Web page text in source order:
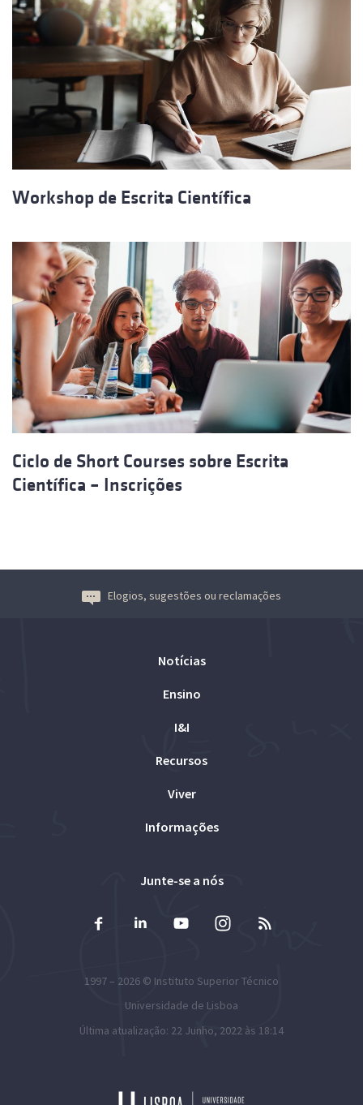
Workshop de Escrita Científica
Ciclo de Short Courses sobre Escrita
Científica – Inscrições
Elogios, sugestões ou reclamações
Notícias
Ensino
I&I
Recursos
Viver
Informações
Junte-se a nós
1997 – 2026 © Instituto Superior Técnico
Universidade de Lisboa
Última atualização: 22 Junho, 2022 às 18:14